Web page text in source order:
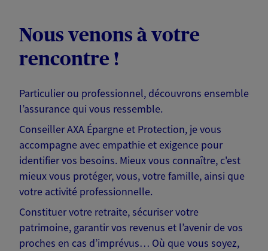
Nous venons à votre
rencontre !
Particulier ou professionnel, découvrons ensemble
l’assurance qui vous ressemble.
Conseiller AXA Épargne et Protection, je vous
accompagne avec empathie et exigence pour
identifier vos besoins. Mieux vous connaître, c'est
mieux vous protéger, vous, votre famille, ainsi que
votre activité professionnelle.
Constituer votre retraite, sécuriser votre
patrimoine, garantir vos revenus et l’avenir de vos
proches en cas d’imprévus… Où que vous soyez,